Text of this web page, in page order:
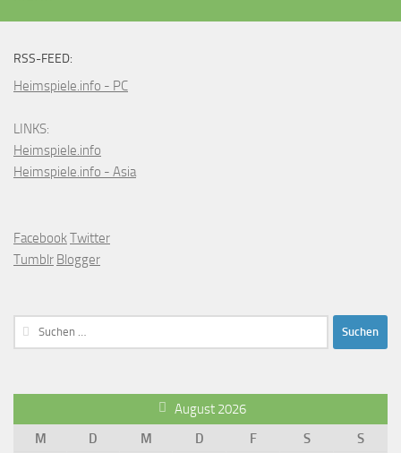
RSS-FEED:
Heimspiele.info - PC
LINKS:
Heimspiele.info
Heimspiele.info - Asia
FacebookTwitter
Tumblr Blogger
Suchen
nach:
August 2026
M
D M D F S S